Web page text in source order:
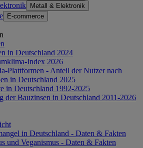
Metall & Elektronik
E-commerce
in Deutschland 2024
Index 2026
Plattformen - Anteil der Nutzer nach
in Deutschland 2025
in Deutschland 1992-2025
der Bauzinsen in Deutschland 2011-2026
in Deutschland - Daten & Fakten
und Veganismus - Daten & Fakten